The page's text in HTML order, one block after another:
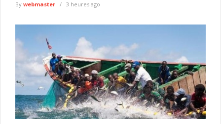
By webmaster 3 heures ago